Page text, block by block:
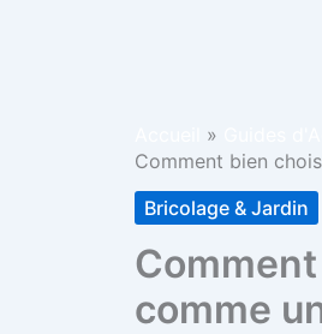
Comment bien
Bricolage & Jardin
comme